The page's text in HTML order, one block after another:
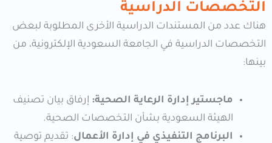
التخصصات الدراسية
هناك عدد من المستندات الدراسية الأخرى المطلوبة لبعض
التخصصات الدراسية في الجامعة السعودية الإلكترونية، من
بينها:
ماجستير إدارة الرعاية الصحية: إرفاق بيان تصنيف
الهيئة السعودية بشأن التخصصات الصحية.
البرنامج التنفيذي في إدارة الأعمال: تقديم توصية